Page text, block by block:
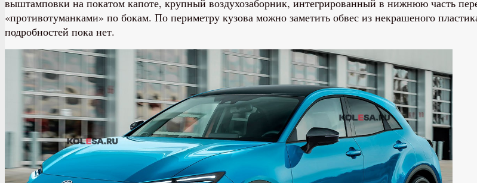
выштамповки на покатом капоте, крупный воздухозаборник, интегрированный в нижнюю часть
«противотуманками» по бокам. По периметру кузова можно заметить обвес из некрашеного
подробностей пока нет.